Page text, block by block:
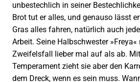
unbestechlich in seiner
Brot tut er alles, und genauso lässt
Gras alles fahren, natürlich auch
Arbeit. Seine Halbschwester
Zweifelsfall lieber mal auf als ab.
Temperament zieht sie aber den
dem Dreck, wenn es sein muss.